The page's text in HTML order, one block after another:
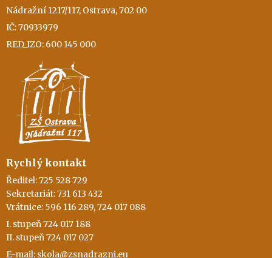
Nádražní 1217/117, Ostrava, 702 00
IČ: 70933979
RED_IZO: 600 145 000
Rychlý kontakt
Ředitel: 725 528 729
Sekretariát: 731 613 432
Vrátnice: 596 116 289, 724 017 088
I. stupeň 724 017 188
II. stupeň 724 017 027
E-mail: skola@zsnadrazni.eu